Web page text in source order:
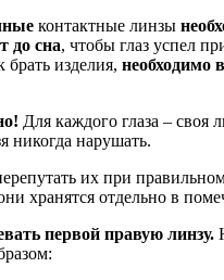
контактные линзы
до сна, чтобы глаз успел
брать изделия, необходимо
Для каждого глаза – своя
никогда нарушать.
их при
хранятся отдельно в
первой правую линзу.